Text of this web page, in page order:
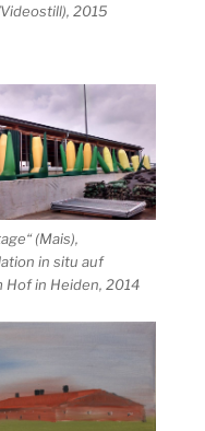
2015
(Mais),
in situ auf
Hof in Heiden, 2014